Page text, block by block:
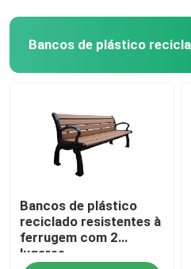
Bancos de plástico
reciclado resistentes à
ferrugem com 2
lugares